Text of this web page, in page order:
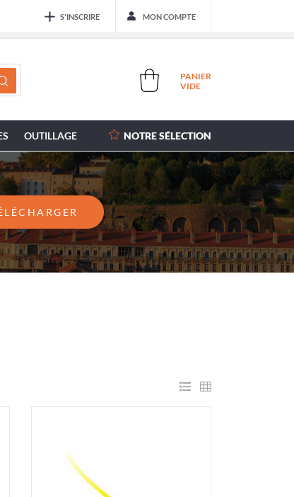
S'INSCRIRE MON COMPTE
PANIER
VIDE
OUTILLAGE NOTRE SÉLECTION